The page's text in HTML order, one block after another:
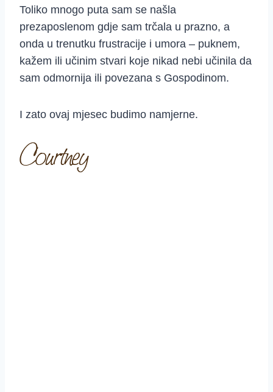
Toliko mnogo puta sam se našla
prezaposlenom gdje sam trčala u prazno, a
onda u trenutku frustracije i umora – puknem,
kažem ili učinim stvari koje nikad nebi učinila da
sam odmornija ili povezana s Gospodinom.
I zato ovaj mjesec budimo namjerne.